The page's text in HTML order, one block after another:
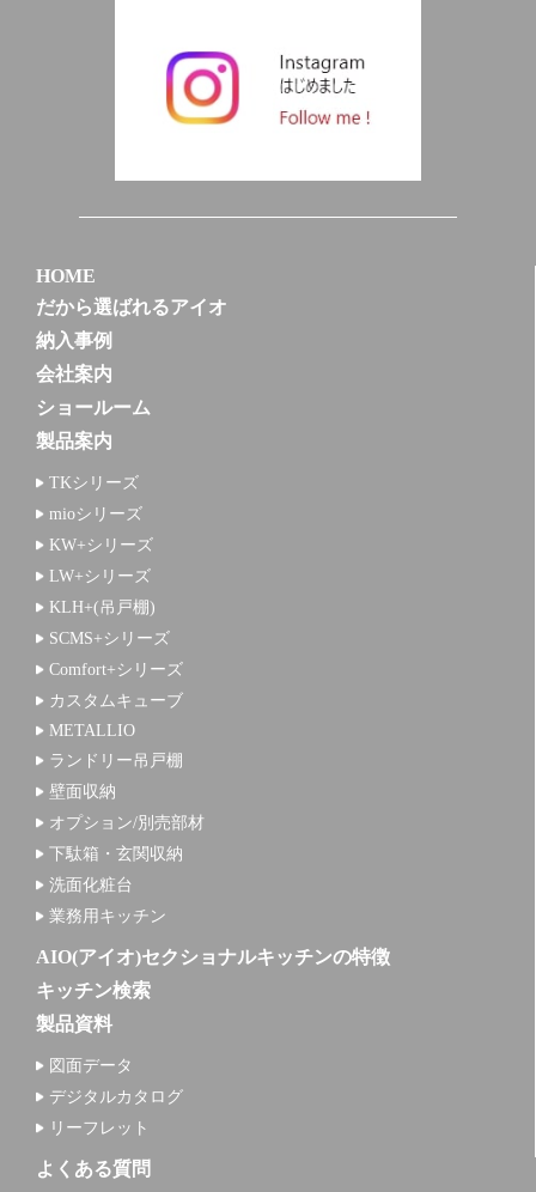
HOME
だから選ばれるアイオ
納入事例
会社案内
ショールーム
製品案内
TKシリーズ
mioシリーズ
KW+シリーズ
LW+シリーズ
KLH+(吊戸棚)
SCMS+シリーズ
Comfort+シリーズ
カスタムキューブ
METALLIO
ランドリー吊戸棚
壁面収納
オプション/別売部材
下駄箱・玄関収納
洗面化粧台
業務用キッチン
AIO(アイオ)セクショナルキッチンの特徴
キッチン検索
製品資料
図面データ
デジタルカタログ
リーフレット
よくある質問